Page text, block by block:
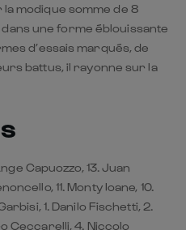
Capuozzo, 13. Juan
1. Danilo Fischetti, 2.
Ceccarelli, 4. Niccolo
Sebastian Negri, 7. Michele
17. Mirco Spagnolo, 18.